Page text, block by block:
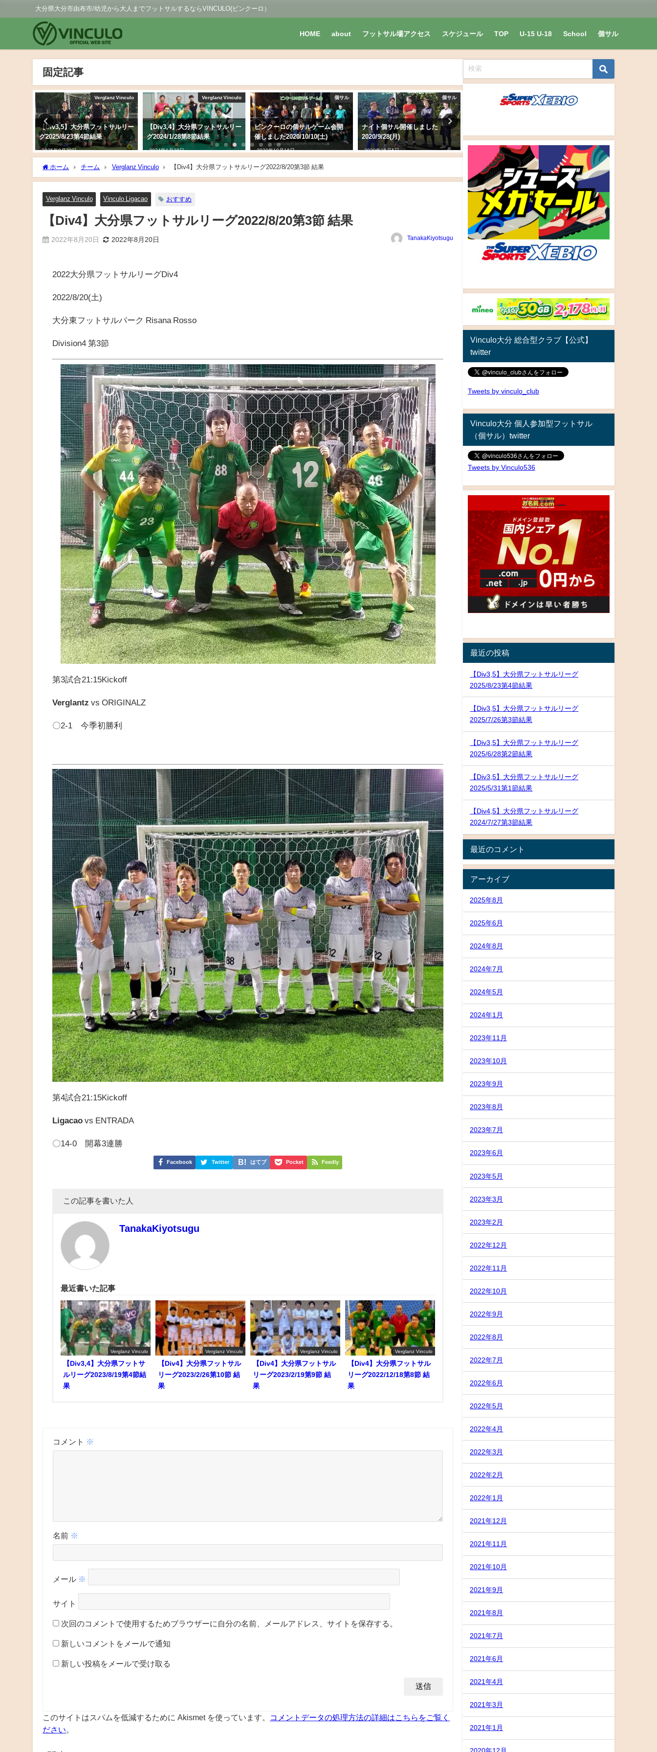
大分県大分市由布市/幼児から大人までフットサルするならVINCULO(ビンクーロ）
HOME about フットサル場アクセス スケジュール TOP U-15 U-18 School 個サル
固定記事
Verglanz Vinculo
【Div3,5】大分県フットサルリー
グ2025/8/23第4節結果
2025年8月30日
Verglanz Vinculo
【Div3,4】大分県フットサルリー
グ2024/1/28第8節結果
2024年1月28日
個サル
ビンクーロの個サルゲーム会開
催しました2020/10/10(土)
2020年10月16日
個サル
ナイト個サル開催しました
2020/9/28(月)
2020年10月5日
個サル
2020/3/23
2020年3月24日
2020/7/27(月)
2020年8月1日
ホーム チーム Verglanz Vinculo 【Div4】大分県フットサルリーグ2022/8/20第3節 結果
Verglanz Vinculo Vinculo Ligacao おすすめ
【Div4】大分県フットサルリーグ2022/8/20第3節 結果
2022年8月20日 2022年8月20日 TanakaKiyotsugu
2022大分県フットサルリーグDiv4
2022/8/20(土)
大分東フットサルパーク Risana Rosso
Division4 第3節
第3試合21:15Kickoff
Verglantz vs ORIGINALZ
〇2-1 今季初勝利
第4試合21:15Kickoff
Ligacao vs ENTRADA
〇14-0 開幕3連勝
Facebook Twitter はてブ Pocket Feedly
この記事を書いた人
TanakaKiyotsugu
最近書いた記事
Verglanz Vinculo
【Div3,4】大分県フットサ
ルリーグ2023/8/19第4節結
果
Verglanz Vinculo
【Div4】大分県フットサル
リーグ2023/2/26第10節 結
果
Verglanz Vinculo
【Div4】大分県フットサル
リーグ2023/2/19第9節 結
果
Verglanz Vinculo
【Div4】大分県フットサル
リーグ2022/12/18第8節 結
果
コメント ※
名前 ※
メール ※
サイト
次回のコメントで使用するためブラウザーに自分の名前、メールアドレス、サイトを保存する。
新しいコメントをメールで通知
新しい投稿をメールで受け取る
このサイトはスパムを低減するために Akismet を使っています。
コメントデータの処理方法の詳細はこちらをご覧く
ださい。
Vinculo大分 総合型クラブ【公式】
twitter
Tweets by vinculo_club
Vinculo大分 個人参加型フットサル
（個サル）twitter
Tweets by Vinculo536
最近の投稿
【Div3,5】大分県フットサルリーグ
2025/8/23第4節結果
【Div3,5】大分県フットサルリーグ
2025/7/26第3節結果
【Div3,5】大分県フットサルリーグ
2025/6/28第2節結果
【Div3,5】大分県フットサルリーグ
2025/5/31第1節結果
【Div4,5】大分県フットサルリーグ
2024/7/27第3節結果
最近のコメント
アーカイブ
2025年8月
2025年6月
2024年8月
2024年7月
2024年5月
2024年1月
2023年11月
2023年10月
2023年9月
2023年8月
2023年7月
2023年6月
2023年5月
2023年3月
2023年2月
2022年12月
2022年11月
2022年10月
2022年9月
2022年8月
2022年7月
2022年6月
2022年5月
2022年4月
2022年3月
2022年2月
2022年1月
2021年12月
2021年11月
2021年10月
2021年9月
2021年8月
2021年7月
2021年6月
2021年4月
2021年3月
2021年1月